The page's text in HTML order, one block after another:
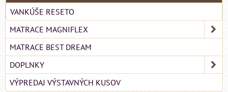
VANKÚŠE RESETO
MATRACE MAGNIFLEX
MATRACE BEST DREAM
DOPLNKY
VÝPREDAJ VÝSTAVNÝCH KUSOV